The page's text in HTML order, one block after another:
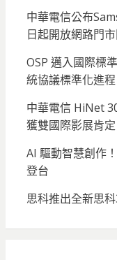
中華電信公布
日起開放網路門
OSP 邁入國際標
統協議標準化進程
中華電信 HiNet
獲雙國際影展肯定
AI 驅動智慧創作
登台
思科推出全新思